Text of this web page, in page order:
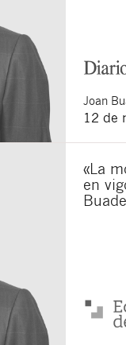
Joan
12 de
«La
en